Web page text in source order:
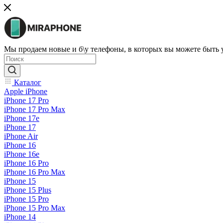
Мы продаем новые и б\у телефоны, в которых вы можете быть
Каталог
Apple iPhone
iPhone 17 Pro
iPhone 17 Pro Max
iPhone 17e
iPhone 17
iPhone Air
iPhone 16
iPhone 16e
iPhone 16 Pro
iPhone 16 Pro Max
iPhone 15
iPhone 15 Plus
iPhone 15 Pro
iPhone 15 Pro Max
iPhone 14